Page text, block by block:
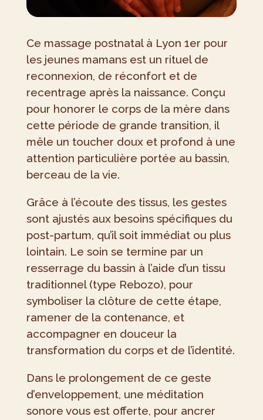
Ce massage postnatal à Lyon 1er pour
les jeunes mamans est un rituel de
reconnexion, de réconfort et de
recentrage après la naissance. Conçu
pour honorer le corps de la mère dans
cette période de grande transition, il
mêle un toucher doux et profond à une
attention particulière portée au bassin,
berceau de la vie.
Grâce à l’écoute des tissus, les gestes
sont ajustés aux besoins spécifiques du
post-partum, qu’il soit immédiat ou plus
lointain. Le soin se termine par un
resserrage du bassin à l’aide d’un tissu
traditionnel (type Rebozo), pour
symboliser la clôture de cette étape,
ramener de la contenance, et
accompagner en douceur la
transformation du corps et de l’identité.
Dans le prolongement de ce geste
d’enveloppement, une méditation
sonore vous est offerte, pour ancrer